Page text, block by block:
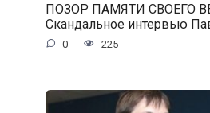
ПОЗОР ПАМЯТИ СВОЕГО
Скандальное интервью
0 225